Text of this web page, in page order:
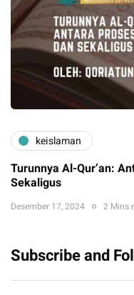
keislaman
Turunnya Al-Qur’an:
Sekaligus
Desember 17, 2024 2 Mins
Subscribe and